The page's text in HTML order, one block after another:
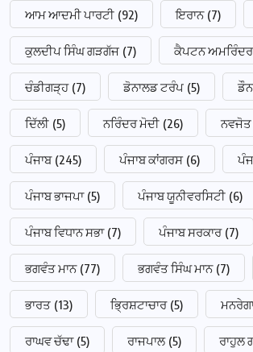
ਆਮ ਆਦਮੀ ਪਾਰਟੀ (92) ਇਰਾਨ (7)
ਕੁਲਦੀਪ ਸਿੰਘ ਗੜਗੱਜ (7) ਕੈਪਟਨ
ਚੰਡੀਗੜ੍ਹ (7) ਡੋਨਾਲਡ ਟਰੰਪ (5)
ਦਿੱਲੀ (5) ਨਰਿੰਦਰ ਮੋਦੀ (26) ਨਵਜੋਤ
ਪੰਜਾਬ (245) ਪੰਜਾਬ ਕਾਂਗਰਸ (6)
ਪੰਜਾਬ ਭਾਜਪਾ (5) ਪੰਜਾਬ ਯੂਨੀਵਰਸਿਟੀ (6)
ਪੰਜਾਬ ਵਿਧਾਨ ਸਭਾ (7) ਪੰਜਾਬ ਸਰਕਾਰ (7)
ਭਗਵੰਤ ਮਾਨ (77) ਭਗਵੰਤ ਸਿੰਘ ਮਾਨ (7)
ਭਾਰਤ (13) ਭ੍ਰਿਸ਼ਟਾਚਾਰ (5)
ਰਾਘਵ ਚੱਢਾ (5) ਰਾਜਪਾਲ (5) ਰਾਹੁਲ